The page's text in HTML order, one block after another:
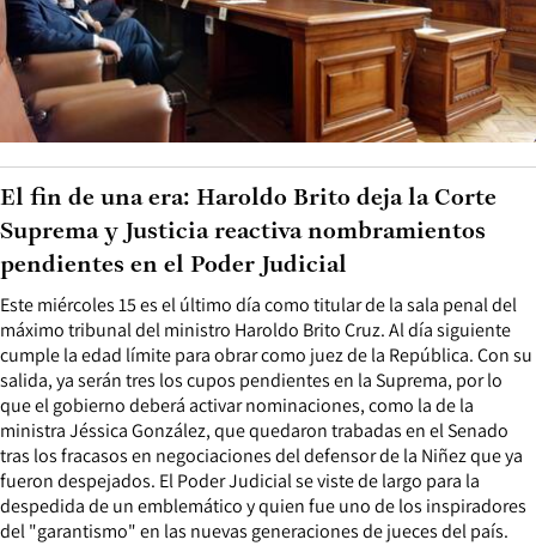
Este miércoles 15 es el último día como titular de la sala penal del
máximo tribunal del ministro Haroldo Brito Cruz. Al día siguiente
cumple la edad límite para obrar como juez de la República. Con su
salida, ya serán tres los cupos pendientes en la Suprema, por lo
que el gobierno deberá activar nominaciones, como la de la
ministra Jéssica González, que quedaron trabadas en el Senado
tras los fracasos en negociaciones del defensor de la Niñez que ya
fueron despejados. El Poder Judicial se viste de largo para la
despedida de un emblemático y quien fue uno de los inspiradores
del "garantismo" en las nuevas generaciones de jueces del país.
El fin de una era: Haroldo Brito deja la Corte
Suprema y Justicia reactiva nombramientos
pendientes en el Poder Judicial